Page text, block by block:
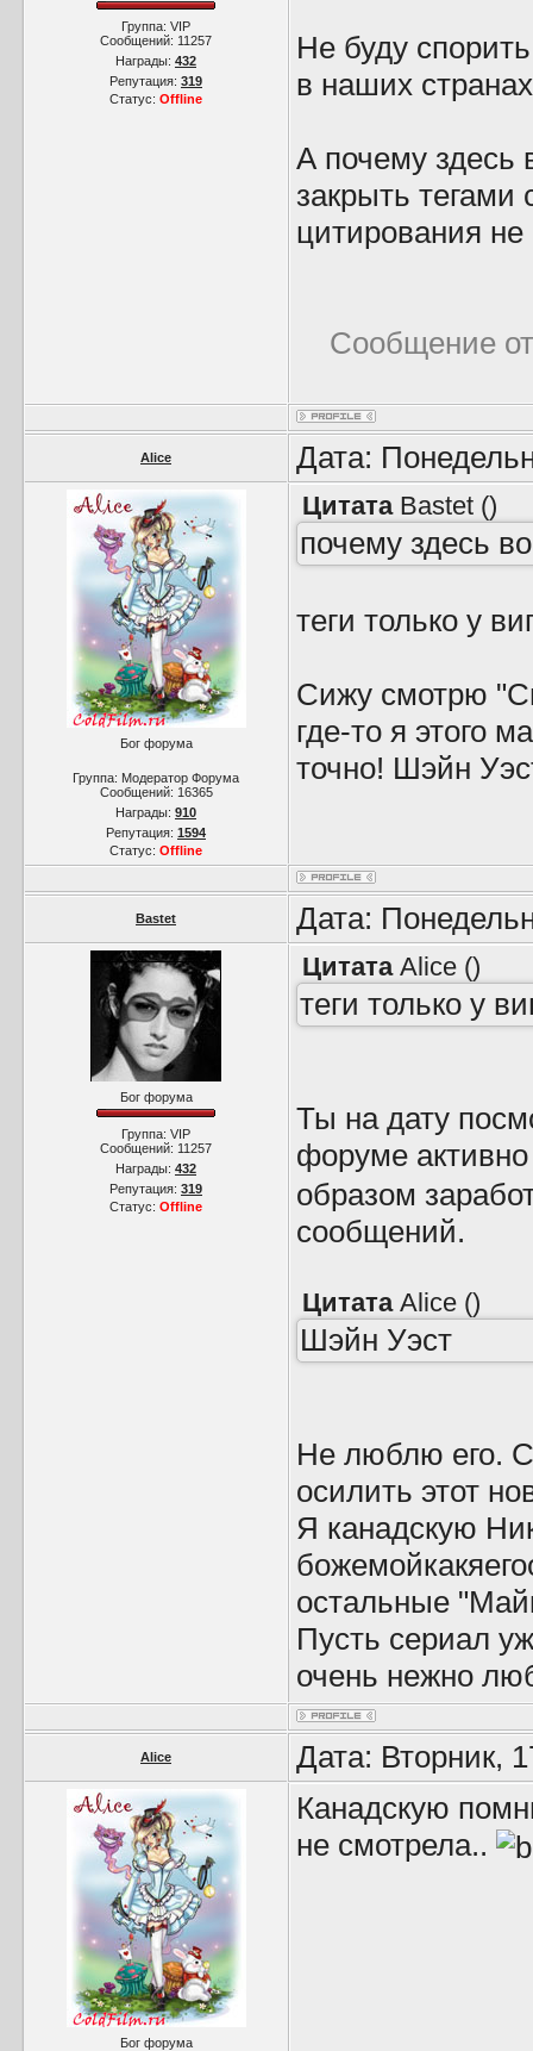
Группа: VIP
Сообщений: 11257
Награды: 432
Репутация: 319
Статус: Offline
Не буду
в наших
А почему здесь
закрыть тегами
цитирования
Сообщение
Alice Дата:
Бог форума
Группа: Модератор Форума
Сообщений: 16365
Награды: 910
Репутация: 1594
Статус: Offline
Цитата Bastet ()
почему здесь
теги только у
Сижу смотрю
где-то я этого
точно! Шэйн
Bastet Дата:
Бог форума
Группа: VIP
Сообщений: 11257
Награды: 432
Репутация: 319
Статус: Offline
Цитата Alice ()
теги только у
Ты на дату
форуме
образом
сообщений.
Цитата Alice ()
Шэйн Уэст
Не люблю его.
осилить этот
Я канадскую
остальные
Пусть сериал
очень нежно
Alice Дата: Вторник,
Бог форума
Канадскую
не смотрела..